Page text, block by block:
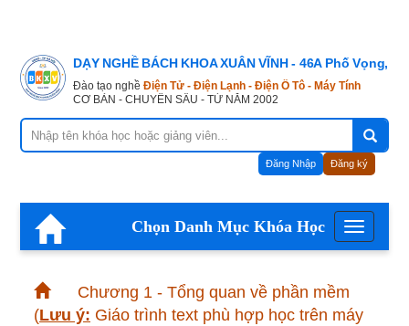
DẠY NGHỀ BÁCH KHOA XUÂN VĨNH - 46A Phố Vọng,
Đào tạo nghề Điện Tử - Điện Lạnh - Điện Ô Tô - Máy Tính
CƠ BẢN - CHUYÊN SÂU - TỪ NĂM 2002
Đăng Nhập Đăng ký
Menu
Chọn Danh Mục Khóa Học
Chương 1 - Tổng quan về phần mềm
(Lưu ý: Giáo trình text phù hợp học trên máy